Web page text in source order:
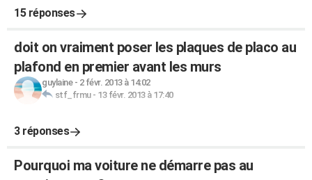
15 réponses
doit on vraiment poser les plaques de placo au
plafond en premier avant les murs
guylaine- 2 févr. 2013 à 14:02
stf_frmu- 13 févr. 2013 à 17:40
3 réponses
Pourquoi ma voiture ne démarre pas au